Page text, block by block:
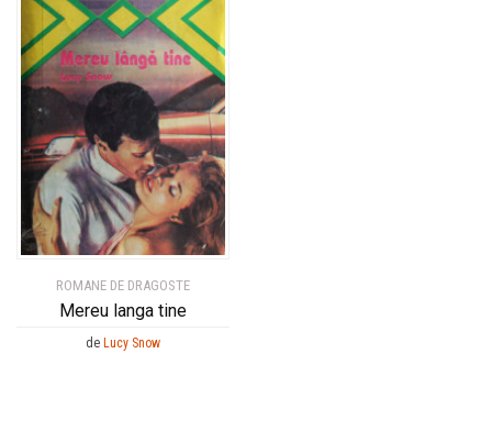
ROMANE DE DRAGOSTE
Mereu langa tine
de Lucy Snow